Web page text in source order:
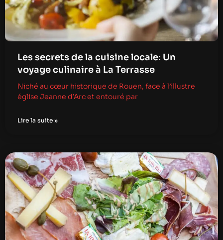
Les secrets de la cuisine locale: Un
voyage culinaire à La Terrasse
Niché au cœur historique de Rouen, face à l’illustre
église Jeanne d’Arc et entouré par
Lire la suite »